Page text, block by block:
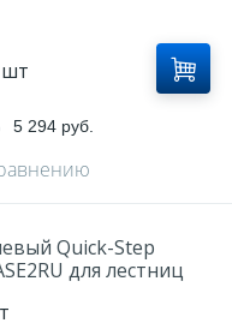
шт
5 294 руб.
Quick-Step
для лестниц